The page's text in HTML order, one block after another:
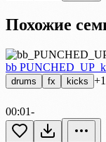
Похожие
bb
drums fx kicks +1
00:01-